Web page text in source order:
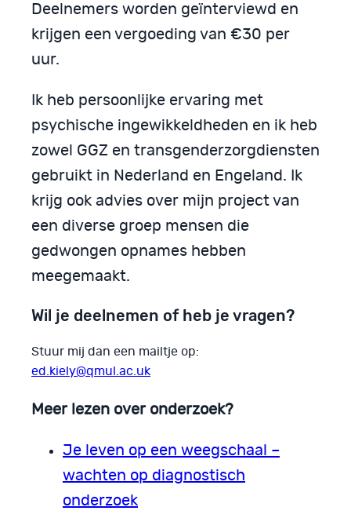
Deelnemers worden geïnterviewd en
krijgen een vergoeding van €30 per
uur.
Ik heb persoonlijke ervaring met
psychische ingewikkeldheden en ik heb
zowel GGZ en transgenderzorgdiensten
gebruikt in Nederland en Engeland. Ik
krijg ook advies over mijn project van
een diverse groep mensen die
gedwongen opnames hebben
meegemaakt.
Wil je deelnemen of heb je vragen?
Stuur mij dan een mailtje op:
ed.kiely@qmul.ac.uk
Meer lezen over onderzoek?
Je leven op een weegschaal –
wachten op diagnostisch
onderzoek